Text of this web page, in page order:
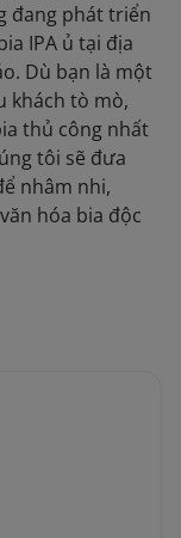
đang phát triển
IPA ủ tại địa
Dù bạn là một
khách tò mò,
thủ công nhất
tôi sẽ đưa
nhâm nhi,
hóa bia độc